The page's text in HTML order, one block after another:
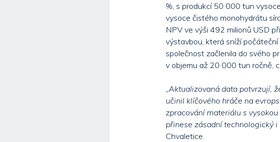
%, s produkcí 50 000 tun
vysoce čistého monohydrátu
NPV ve výši 492 milionů USD
výstavbou, která sníží
společnost začlenila do svého
v objemu až 20 000 tun ročně,
„Aktualizovaná data potvrzují,
učinil klíčového hráče na
zpracování materiálu s
přinese zásadní technologický i
Chvaletice.